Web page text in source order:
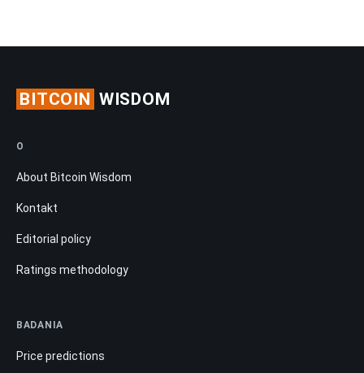
BITCOIN WISDOM
O
About Bitcoin Wisdom
Kontakt
Editorial policy
Ratings methodology
BADANIA
Price predictions